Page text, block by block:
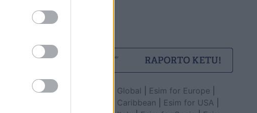
Esim for Global Esim for Europe
Esim for Caribbean
Esim for USA